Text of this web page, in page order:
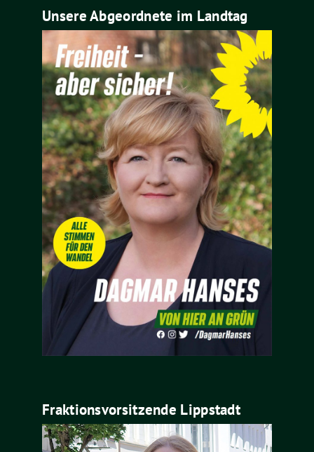
Unsere Abgeordnete im Landtag
Fraktionsvorsitzende Lippstadt